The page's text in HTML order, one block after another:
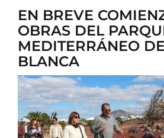
EN BREVE
OBRAS DEL
MEDITERRÁNEO
BLANCA